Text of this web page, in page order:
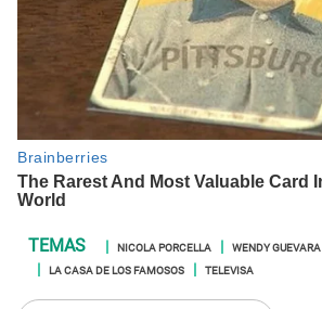
NICOLA PORCELLA
WENDY GUEVARA
LA CASA DE LOS FAMOSOS
TELEVISA